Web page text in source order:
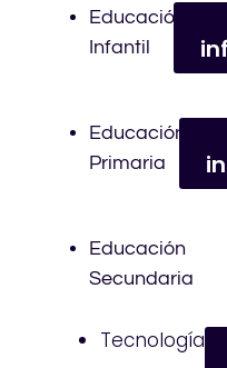
Educación
Infantil
Educación
Primaria
Educación
Secundaria
Tecnología